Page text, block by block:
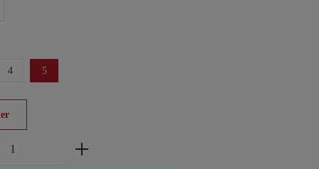
4 5
Gib den gewünschten Wert ein oder